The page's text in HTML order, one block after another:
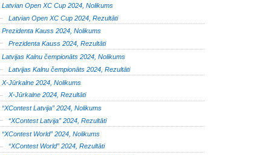
Latvian Open XC Cup 2024, Nolikums
Latvian Open XC Cup 2024, Rezultāti
Prezidenta Kauss 2024, Nolikums
Prezidenta Kauss 2024, Rezultāti
Latvijas Kalnu čempionāts 2024, Nolikums
Latvijas Kalnu čempionāts 2024, Rezultāti
X-Jūrkalne 2024, Nolikums
X-Jūrkalne 2024, Rezultāti
“XContest Latvija” 2024, Nolikums
“XContest Latvija” 2024, Rezultāti
“XContest World” 2024, Nolikums
“XContest World” 2024, Rezultāti